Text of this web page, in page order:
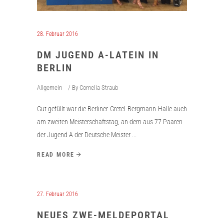
28. Februar 2016
DM JUGEND A-LATEIN IN
BERLIN
Allgemein By Cornelia Straub
Gut gefüllt war die Berliner-Gretel-Bergmann-Halle auch
am zweiten Meisterschaftstag, an dem aus 77 Paaren
der Jugend A der Deutsche Meister
READ MORE
27. Februar 2016
NEUES ZWE-MELDEPORTAL